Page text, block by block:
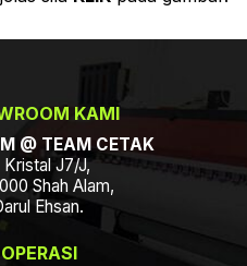
KAMI
@ TEAM CETAK
J7/J,
Shah Alam,
Ehsan.